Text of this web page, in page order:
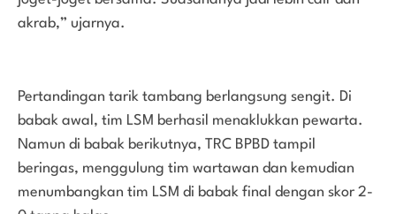
akrab,” ujarnya.
Pertandingan tarik tambang berlangsung sengit. Di
babak awal, tim LSM berhasil menaklukkan pewarta.
Namun di babak berikutnya, TRC BPBD tampil
beringas, menggulung tim wartawan dan kemudian
menumbangkan tim LSM di babak final dengan skor 2-